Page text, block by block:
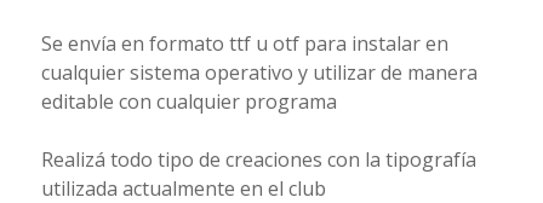
Se envía en formato ttf u otf para instalar en
cualquier sistema operativo y utilizar de manera
editable con cualquier programa
Realizá todo tipo de creaciones con la tipografía
utilizada actualmente en el club